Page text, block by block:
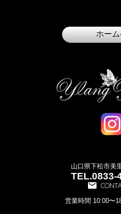
山口県下松市美
TEL.0833-
営業時間 10:00〜